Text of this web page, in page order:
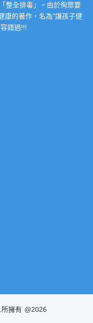
整全排毒」。由於徇眾要
康的著作，名為”讓孩子健
錯過!!!
擁有 @2026